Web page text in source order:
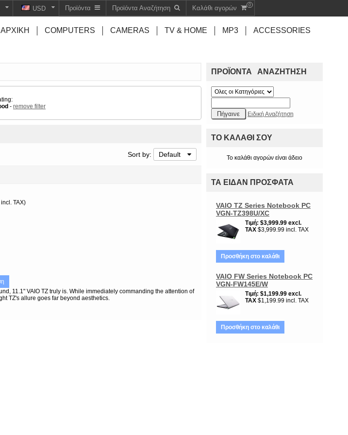
USD Προϊόντα Προϊόντα Αναζήτηση Καλάθι αγορών 0
ΑΡΧΙΚΉ COMPUTERS CAMERAS TV & HOME MP3 ACCESSORIES
- remove filter
Sort by: Default
TAX
11.1" VAIO TZ truly is. While immediately commanding the attention of
TZ's allure goes far beyond aesthetics.
ΠΡΟΪΌΝΤΑ ΑΝΑΖΉΤΗΣΗ
Ειδική Αναζήτηση
ΤΟ ΚΑΛΆΘΙ ΣΟΥ
Το καλάθι αγορών είναι άδειο
ΤΑ ΕΊΔΑΝ ΠΡΌΣΦΑΤΑ
VAIO TZ Series Notebook PC
VGN-TZ398U/XC
Τιμή $3,999.99 excl.
TAX $3,999.99 incl. TAX
Προσθήκη στο καλάθι
VAIO FW Series Notebook PC
VGN-FW145E/W
Τιμή $1,199.99 excl.
TAX $1,199.99 incl. TAX
Προσθήκη στο καλάθι